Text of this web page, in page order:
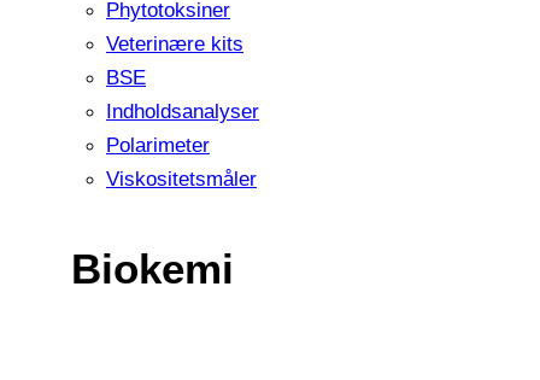
Phytotoksiner
Veterinære kits
BSE
Indholdsanalyser
Polarimeter
Viskositetsmåler
Biokemi